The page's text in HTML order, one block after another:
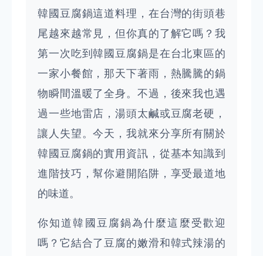
韓國豆腐鍋這道料理，在台灣的街頭巷
尾越來越常見，但你真的了解它嗎？我
第一次吃到韓國豆腐鍋是在台北東區的
一家小餐館，那天下著雨，熱騰騰的鍋
物瞬間溫暖了全身。不過，後來我也遇
過一些地雷店，湯頭太鹹或豆腐老硬，
讓人失望。今天，我就來分享所有關於
韓國豆腐鍋的實用資訊，從基本知識到
進階技巧，幫你避開陷阱，享受最道地
的味道。
你知道韓國豆腐鍋為什麼這麼受歡迎
嗎？它結合了豆腐的嫩滑和韓式辣湯的